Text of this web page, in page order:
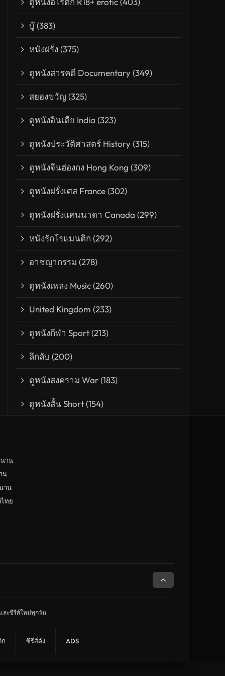
ขอเป็นพระเจ้า
ฝ่าแผนนรก ซ้อนนรก
บู๊(383)
หนังฝรั่ง (375)
ดูหนังสารคดี Documentary(349)
สยองขวัญ(325)
ดูหนังอินเดีย India (323)
ดูหนังประวัติศาสตร์ History(315)
ดูหนังจีนฮ่องกง Hong Kong (309)
ดูหนังฝรั่งเศส France(302)
ดูหนังฝรั่งแคนนาดา Canada (299)
หนังรักโรแมนติก (292)
อาชญากรรม (278)
ดูหนังเพลง Music(260)
United Kingdom (233)
ดูหนังกีฬา Sport(213)
ลึกลับ (200)
ดูหนังสงคราม War(183)
ดูหนังสั้น Short(154)
าน
น
าน
ทย
ละซีรีส์ใหม่ทุกวัน
ซีรีส์ดัง ADS